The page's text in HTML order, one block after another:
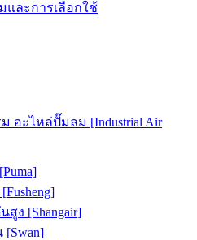
และการเลือกใช้
อะไหล่ปั๊มลม [Industrial Air
ง [Shangair]